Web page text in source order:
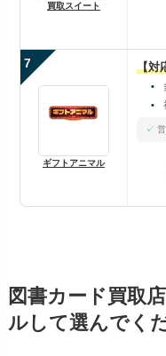
買取スイート
7
ギフトアニマル
【対
図書カード買取
ルして選んでく